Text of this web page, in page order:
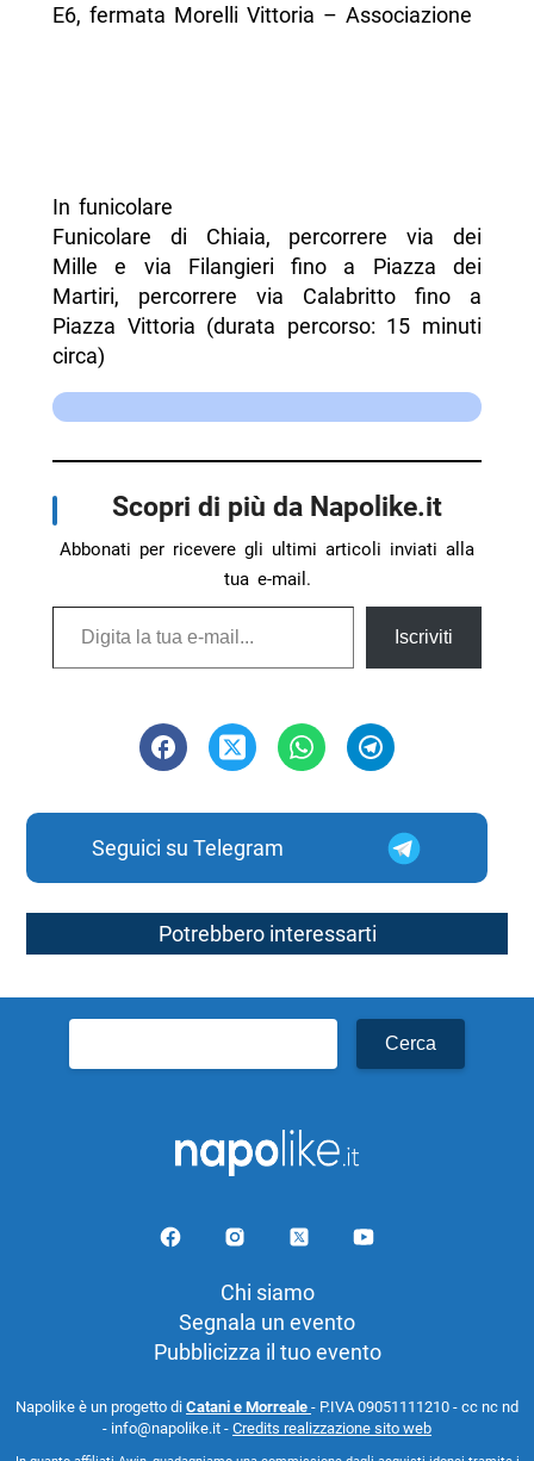
E6, fermata Morelli Vittoria – Associazione
In funicolare
Funicolare di Chiaia, percorrere via dei
Mille e via Filangieri fino a Piazza dei
Martiri, percorrere via Calabritto fino a
Piazza Vittoria (durata percorso: 15 minuti
circa)
Scopri di più da Napolike.it
Abbonati per ricevere gli ultimi articoli inviati alla
tua e-mail.
Digita la tua e-mail...
Iscriviti
Seguici su Telegram
Potrebbero interessarti
per:
Chi siamo
Segnala un evento
Pubblicizza il tuo evento
Napolike è un progetto di Catani e Morreale - P.IVA 09051111210 - cc nc nd
- info@napolike.it - Credits realizzazione sito web